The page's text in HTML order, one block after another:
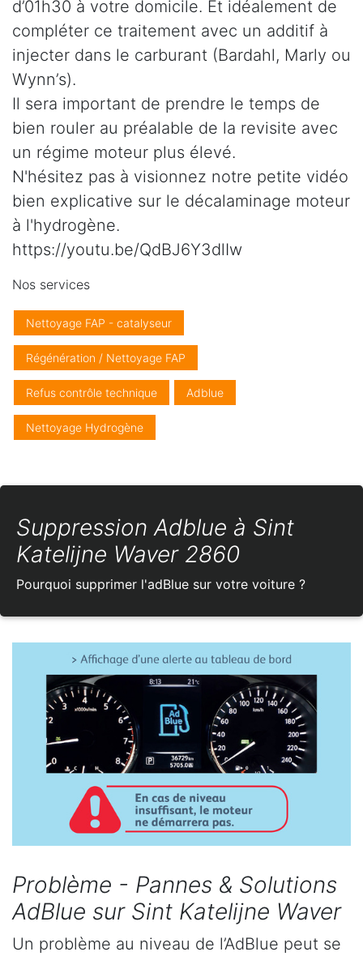
d’01h30 à votre domicile. Et idéalement de
compléter ce traitement avec un additif à
injecter dans le carburant (Bardahl, Marly ou
Wynn’s).
Il sera important de prendre le temps de
bien rouler au préalable de la revisite avec
un régime moteur plus élevé.
N'hésitez pas à visionnez notre petite vidéo
bien explicative sur le décalaminage moteur
à l'hydrogène.
https://youtu.be/QdBJ6Y3dlIw
Nos services
Nettoyage FAP - catalyseur
Régénération / Nettoyage FAP
Refus contrôle technique Adblue
Nettoyage Hydrogène
Suppression Adblue à Sint
Katelijne Waver 2860
Pourquoi supprimer l'adBlue sur votre voiture ?
Problème - Pannes & Solutions
AdBlue sur Sint Katelijne Waver
Un problème au niveau de l’AdBlue peut se